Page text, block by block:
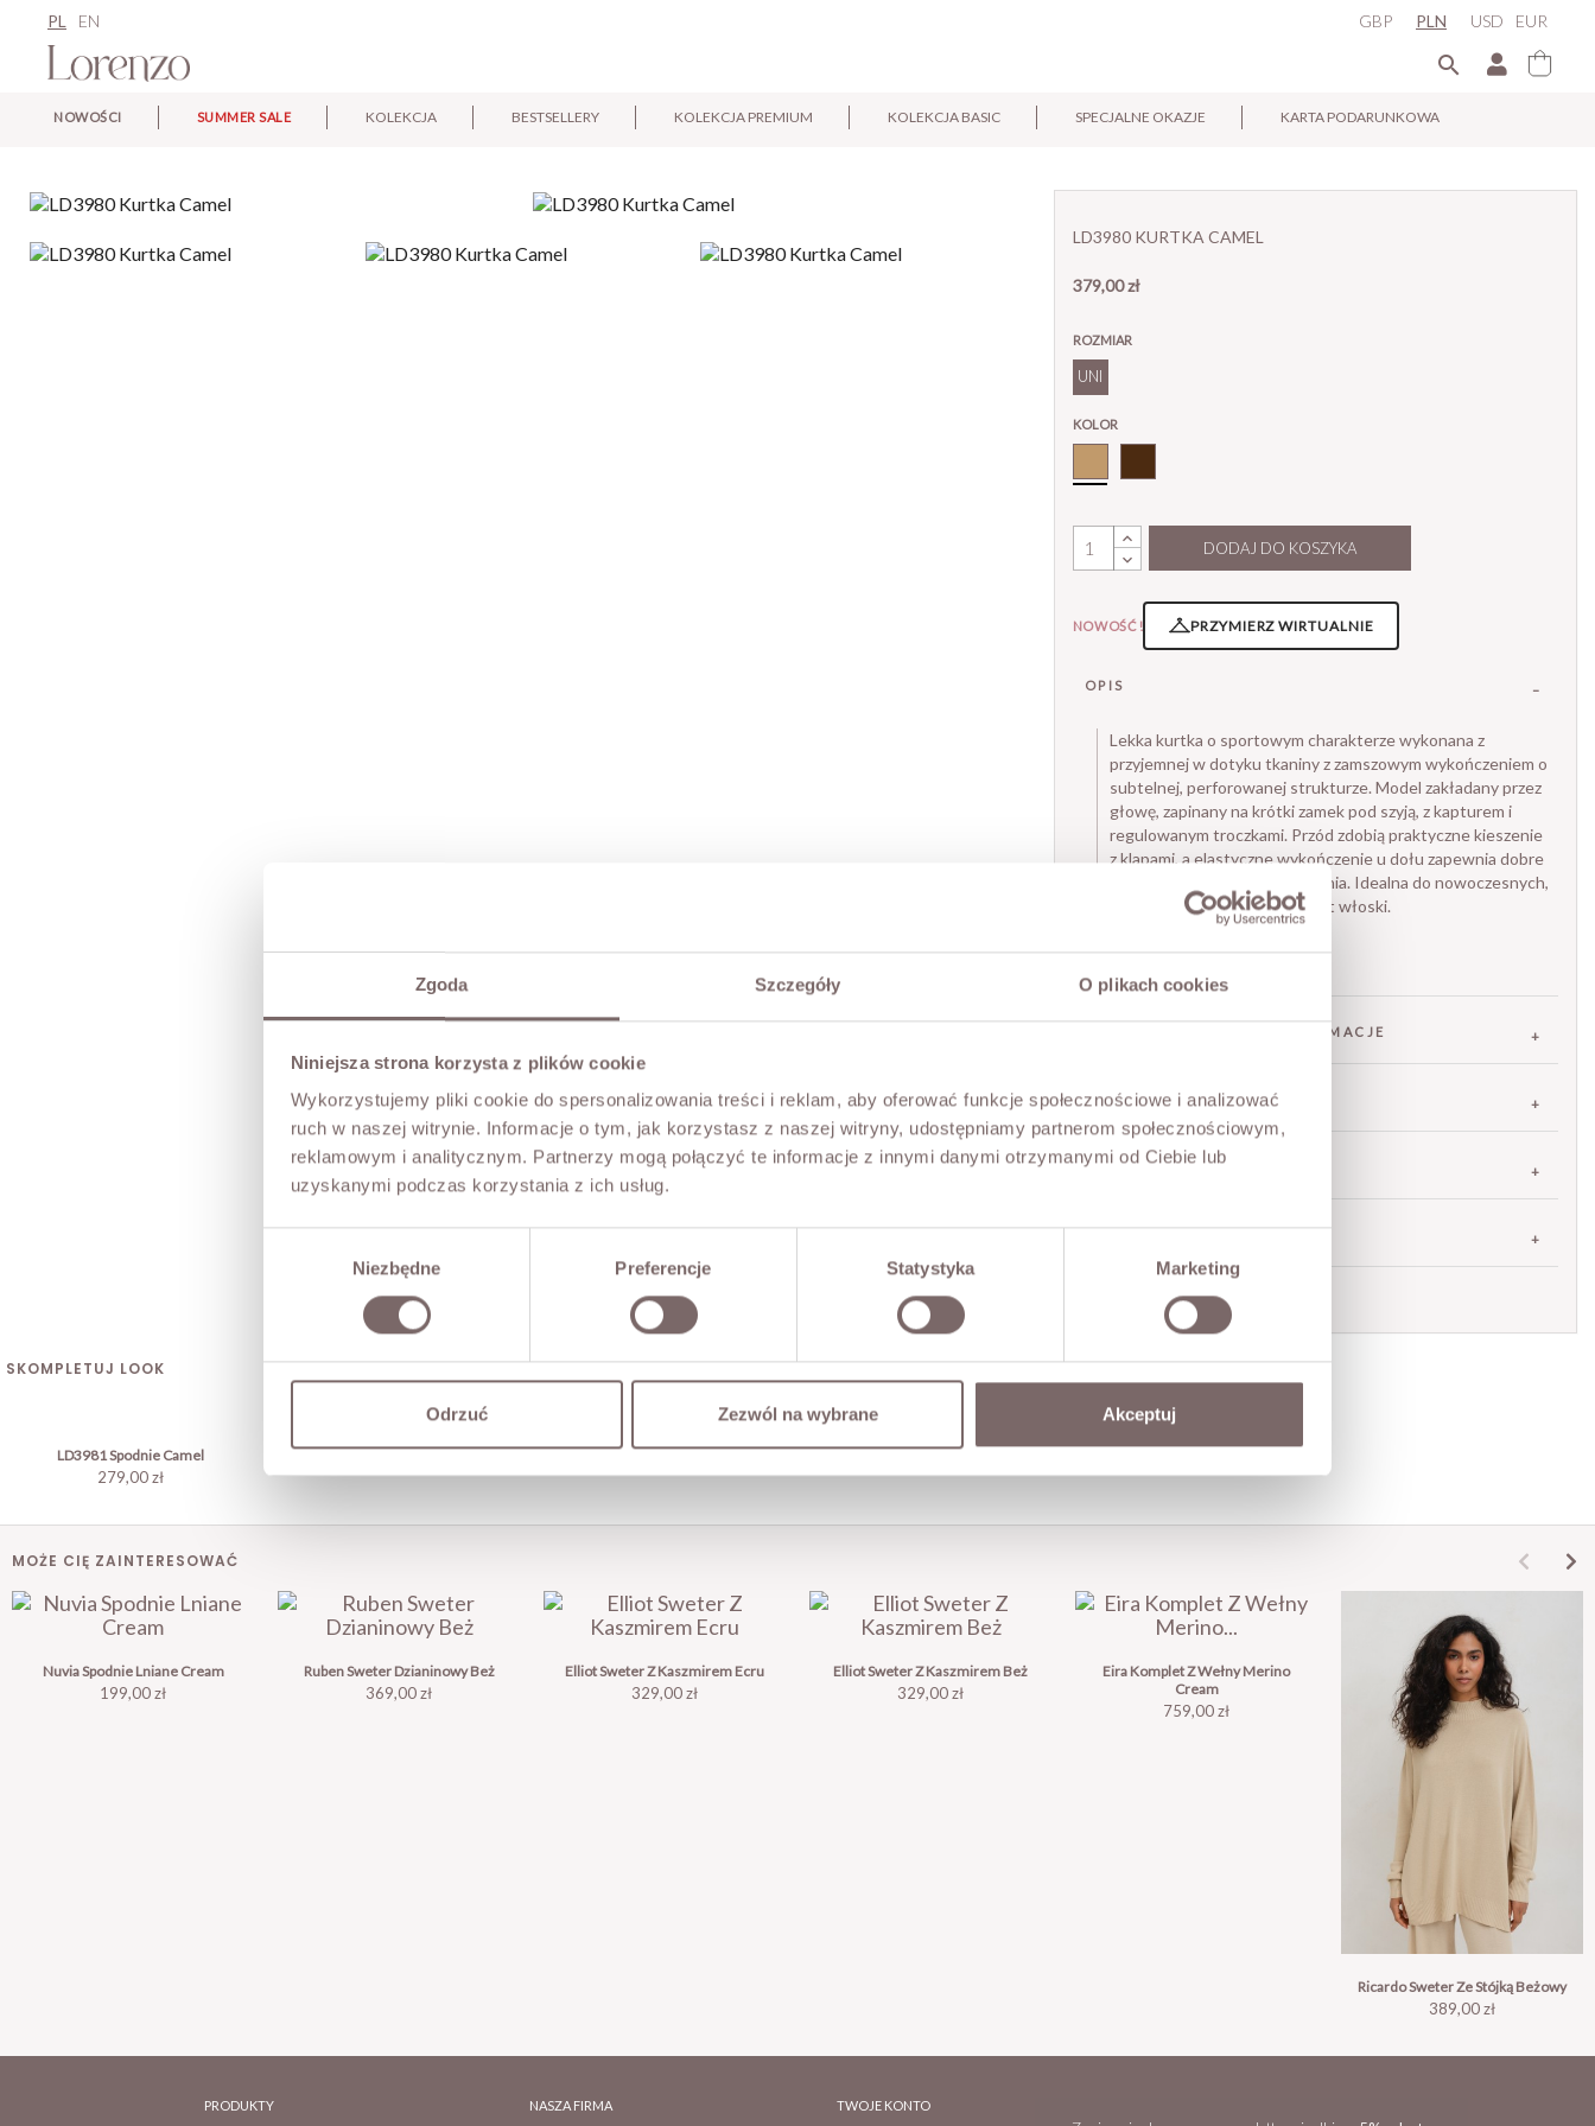
Zgoda Szczegóły O plikach cookies
Niniejsza strona korzysta z plików cookie
Wykorzystujemy pliki cookie do spersonalizowania treści i reklam, aby oferować funkcje społecznościowe i analizować
ruch w naszej witrynie. Informacje o tym, jak korzystasz z naszej witryny, udostępniamy partnerom społecznościowym,
reklamowym i analitycznym. Partnerzy mogą połączyć te informacje z innymi danymi otrzymanymi od Ciebie lub
uzyskanymi podczas korzystania z ich usług.
Niezbędne Preferencje Statystyka Marketing
Odrzuć Zezwól na wybrane Akceptuj
PL EN EUR
GBP PLN USD

NOWOŚCI SUMMER SALE KOLEKCJA BESTSELLERY KOLEKCJA PREMIUM KOLEKCJA BASIC SPECJALNE OKAZJE KARTA PODARUNKOWA
LD3980 KURTKA CAMEL
379,00 zł
ROZMIAR
UNI
KOLOR
DODAJ DO KOSZYKA
NOWOŚĆ! PRZYMIERZ WIRTUALNIE
OPIS
Lekka kurtka o sportowym charakterze wykonana z
przyjemnej w dotyku tkaniny z zamszowym wykończeniem o
subtelnej, perforowanej strukturze. Model zakładany przez
głowę, zapinany na krótki zamek pod szyją, z kapturem i
regulowanym troczkami. Przód zdobią praktyczne kieszenie
z klapami, a elastyczne wykończenie u dołu zapewnia dobre
dopasowanie i komfort noszenia. Idealna do nowoczesnych,
codziennych stylizacji. Produkt włoski.
SKŁAD / DODATKOWE INFORMACJE
TABELA ROZMIARÓW
ZWROT
Zadaj pytanie o produkt
SKOMPLETUJ LOOK
LD3981 Spodnie Camel
279,00 zł
MOŻE CIĘ ZAINTERESOWAĆ
Nuvia Spodnie Lniane Cream
Cena
199,00 zł
Ruben Sweter Dzianinowy Beż
Cena
369,00 zł
Elliot Sweter Z Kaszmirem Ecru
Cena
329,00 zł
Elliot Sweter Z Kaszmirem Beż
Cena
329,00 zł
Eira Komplet Z Wełny Merino
Cream
Cena
759,00 zł
Ricardo Sweter Ze Stójką Beżowy
Cena
389,00 zł
×
PRODUKTY NASZA FIRMA TWOJE KONTO